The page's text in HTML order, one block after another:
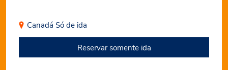
Canadá Só de ida
Reservar somente ida